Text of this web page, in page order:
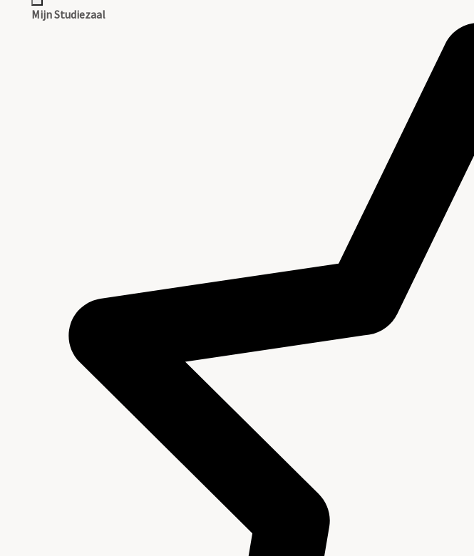
Mijn Studiezaal